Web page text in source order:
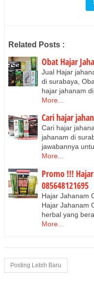
Related Posts :
Obat Hajar
Jual Hajar
di surabaya,
hajar jahanam
More...
Cari hajar
Cari hajar
jahanam di
jawabannya
More...
Promo !!!
085648121695
Hajar Jahanam
Hajar Jahanam
herbal yang
More...
Posting Lebih Baru